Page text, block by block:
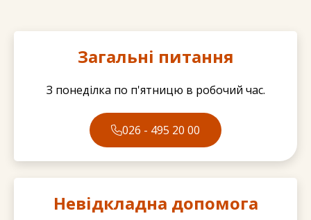
Загальні питання
З понеділка по п'ятницю в робочий час.
026 - 495 20 00
Невідкладна допомога